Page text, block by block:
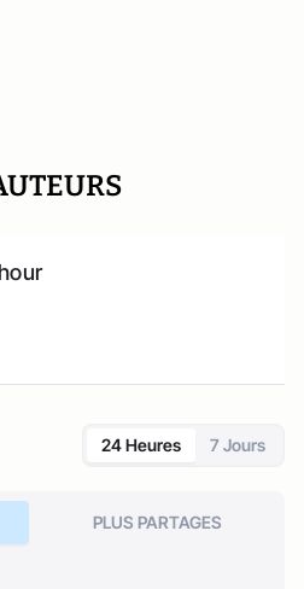
24 Heures 7 Jours
PLUS PARTAGES